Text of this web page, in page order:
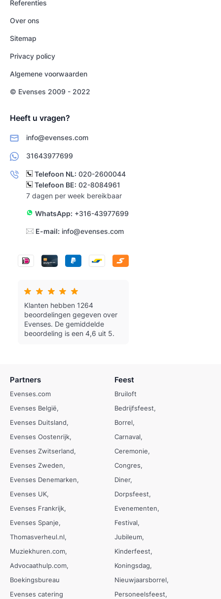
Referenties
Over ons
Sitemap
Privacy policy
Algemene voorwaarden
© Evenses 2009 - 2022
Heeft u vragen?
info@evenses.com
31643977699
Telefoon NL: 020-2600044
Telefoon BE: 02-8084961
7 dagen per week bereikbaar
WhatsApp: +316-43977699
E-mail: info@evenses.com
Klanten hebben 1264
beoordelingen gegeven over
Evenses. De gemiddelde
beoordeling is een 4,6 uit 5.
Partners
Evenses.com
Evenses België
Evenses Duitsland
Evenses Oostenrijk
Evenses Zwitserland
Evenses Zweden
Evenses Denemarken
Evenses UK
Evenses Frankrijk
Evenses Spanje
Thomasverheul.nl
Muziekhuren.com
Advocaathulp.com
Boekingsbureau
Evenses catering
Feest
Bruiloft
Bedrijfsfeest
Borrel
Carnaval
Ceremonie
Congres
Diner
Dorpsfeest
Evenementen
Festival
Jubileum
Kinderfeest
Koningsdag
Nieuwjaarsborrel
Personeelsfeest